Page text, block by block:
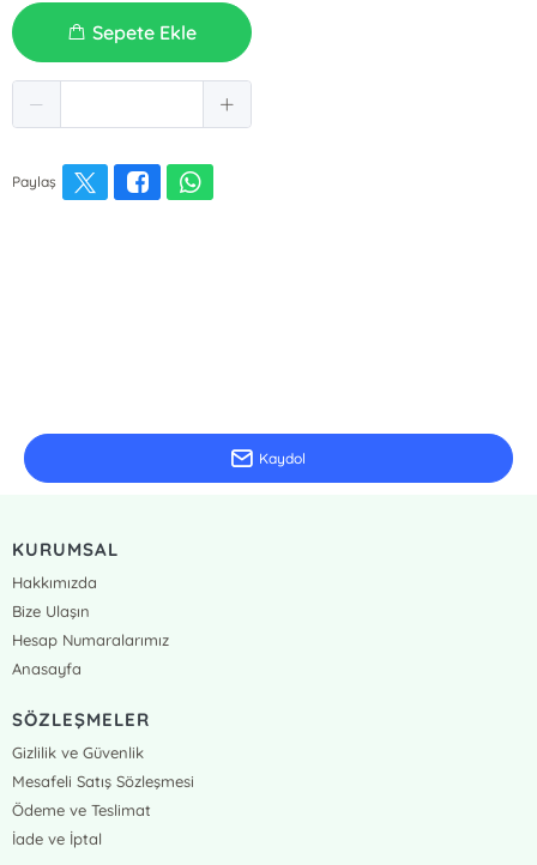
Sepete Ekle
Paylaş
Kaydol
KURUMSAL
Hakkımızda
Bize Ulaşın
Hesap Numaralarımız
Anasayfa
SÖZLEŞMELER
Gizlilik ve Güvenlik
Mesafeli Satış Sözleşmesi
Ödeme ve Teslimat
İade ve İptal